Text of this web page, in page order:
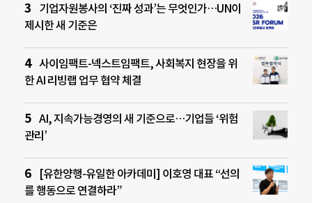
기업자원봉사의 ‘진짜 성과’는 무엇인가…UN이
제시한 새 기준은
사이임팩트-넥스트임팩트, 사회복지 현장을 위
한 AI 리빙랩 업무 협약 체결
AI, 지속가능경영의 새 기준으로…기업들 ‘위험
관리’
[유한양행-유일한 아카데미] 이호영 대표 “선의
를 행동으로 연결하라”